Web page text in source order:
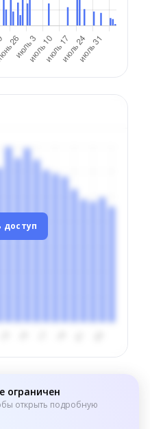
доступ
ограничен
открыть подробную